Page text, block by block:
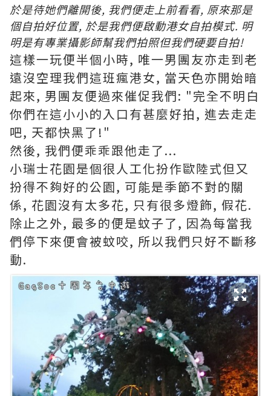
於是待她們離開後, 我們便走上前看看, 原來那是
個自拍好位置, 於是我們便啟動港女自拍模式. 明
明是有專業攝影師幫我們拍照但我們硬要自拍!
這樣一玩便半個小時, 唯一男團友亦走到老
遠沒空理我們這班瘋港女, 當天色亦開始暗
起來, 男團友便過來催促我們: "完全不明白
你們在這小小的入口有甚麼好拍, 進去走走
吧, 天都快黑了!"
然後, 我們便乖乖跟他走了...
小瑞士花園是個很人工化扮作歐陸式但又
扮得不夠好的公園, 可能是季節不對的關
係, 花園沒有太多花, 只有很多燈飾, 假花.
除止之外, 最多的便是蚊子了, 因為每當我
們停下來便會被蚊咬, 所以我們只好不斷移
動.